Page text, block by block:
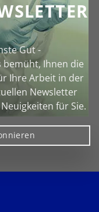
Gut -
bemüht, Ihnen die
Ihre Arbeit in der
Newsletter
für Sie.